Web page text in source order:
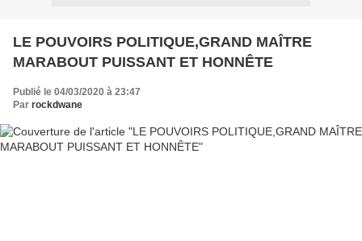
LE POUVOIRS POLITIQUE,GRAND MAÎTRE
MARABOUT PUISSANT ET HONNÊTE
Publié le 04/03/2020 à 23:47
Par rockdwane